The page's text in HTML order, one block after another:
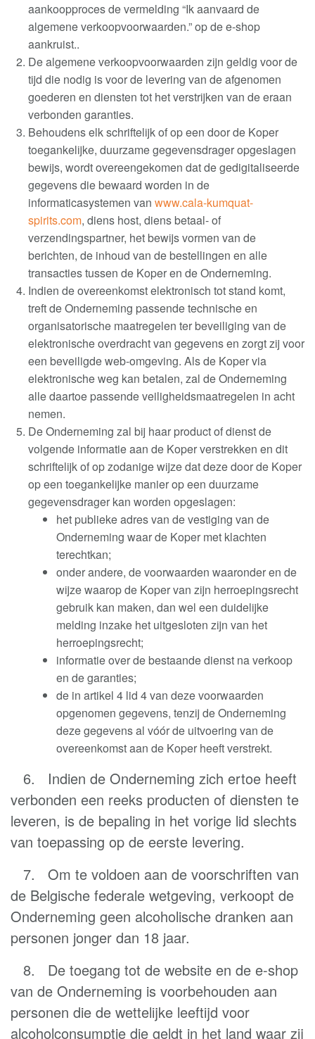
aankoopproces de vermelding “Ik aanvaard de
algemene verkoopvoorwaarden.” op de e-shop
aankruist..
De algemene verkoopvoorwaarden zijn geldig voor de
tijd die nodig is voor de levering van de afgenomen
goederen en diensten tot het verstrijken van de eraan
verbonden garanties.
Behoudens elk schriftelijk of op een door de Koper
toegankelijke, duurzame gegevensdrager opgeslagen
bewijs, wordt overeengekomen dat de gedigitaliseerde
gegevens die bewaard worden in de
informaticasystemen van www.cala-kumquat-
spirits.com, diens host, diens betaal- of
verzendingspartner, het bewijs vormen van de
berichten, de inhoud van de bestellingen en alle
transacties tussen de Koper en de Onderneming.
Indien de overeenkomst elektronisch tot stand komt,
treft de Onderneming passende technische en
organisatorische maatregelen ter beveiliging van de
elektronische overdracht van gegevens en zorgt zij voor
een beveiligde web-omgeving. Als de Koper via
elektronische weg kan betalen, zal de Onderneming
alle daartoe passende veiligheidsmaatregelen in acht
nemen.
De Onderneming zal bij haar product of dienst de
volgende informatie aan de Koper verstrekken en dit
schriftelijk of op zodanige wijze dat deze door de Koper
op een toegankelijke manier op een duurzame
gegevensdrager kan worden opgeslagen:
het publieke adres van de vestiging van de
Onderneming waar de Koper met klachten
terechtkan;
onder andere, de voorwaarden waaronder en de
wijze waarop de Koper van zijn herroepingsrecht
gebruik kan maken, dan wel een duidelijke
melding inzake het uitgesloten zijn van het
herroepingsrecht;
informatie over de bestaande dienst na verkoop
en de garanties;
de in artikel 4 lid 4 van deze voorwaarden
opgenomen gegevens, tenzij de Onderneming
deze gegevens al vóór de uitvoering van de
overeenkomst aan de Koper heeft verstrekt.
6. Indien de Onderneming zich ertoe heeft
verbonden een reeks producten of diensten te
leveren, is de bepaling in het vorige lid slechts
van toepassing op de eerste levering.
7. Om te voldoen aan de voorschriften van
de Belgische federale wetgeving, verkoopt de
Onderneming geen alcoholische dranken aan
personen jonger dan 18 jaar.
8. De toegang tot de website en de e-shop
van de Onderneming is voorbehouden aan
personen die de wettelijke leeftijd voor
alcoholconsumptie die geldt in het land waar zij